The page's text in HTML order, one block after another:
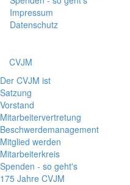
Impressum
Datenschutz
CVJM
Der CVJM ist
Satzung
Vorstand
Mitarbeitervertretung
Beschwerdemanagement
Mitglied werden
Mitarbeiterkreis
Spenden - so geht's
175 Jahre CVJM